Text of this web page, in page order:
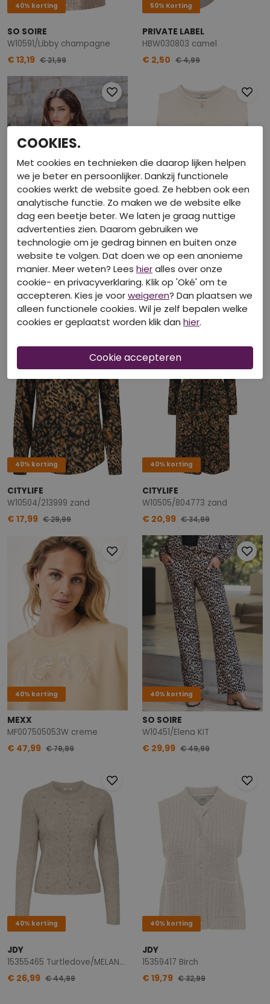
40% korting
SO SOIRE
W10591/Libby champagne
€ 13,19 € 21,99
50% Korting
PRIVATE LABEL
HBW030803 camel
€ 2,50 € 4,99
40% korting
JDY
15357557 Beige/BLACK LEO
€ 39,99
40% korting
JDY
15359428 Whitecap Gray
€ 16,19
€ 26,99
40% korting
CITYLIFE
W10504/213999 zand
€ 17,99 € 29,99
40% korting
CITYLIFE
W10505/804773 zand
€ 20,99 € 34,99
40% korting
MEXX
MF007505053W creme
€ 47,99 € 79,99
40% korting
SO SOIRE
W10451/Elena KIT
€ 29,99 € 49,99
40% korting
JDY
15355465 Turtledove/MELANGE W. WHITE RHINEST
€ 26,99 € 44,99
40% korting
JDY
15359417 Birch
€ 19,79 € 32,99
COOKIES.
Met cookies en technieken die daarop lijken helpen
we je beter en persoonlijker. Dankzij functionele
cookies werkt de website goed. Ze hebben ook een
analytische functie. Zo maken we de website elke
dag een beetje beter. We laten je graag nuttige
advertenties zien. Daarom gebruiken we
technologie om je gedrag binnen en buiten onze
website te volgen. Dat doen we op een anonieme
manier. Meer weten? Lees hieralles over onze
cookie- en privacyverklaring. Klik op 'Oké' om te
accepteren. Kies je voorweigeren? Dan plaatsen we
alleen functionele cookies. Wil je zelf bepalen welke
cookies er geplaatst worden klik dan hier.